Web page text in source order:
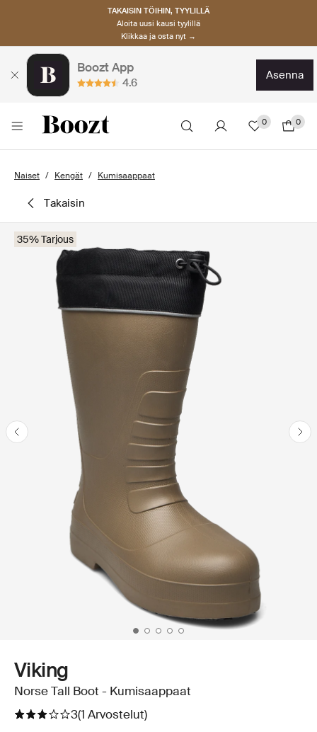
TAKAISIN TÖIHIN, TYYLILLÄ
Aloita uusi kausi tyylillä
Klikkaa ja osta nyt →
Boozt App
4.6
asenna
0 0
Naiset Kengät Kumisaappaat
takaisin
35% Tarjous
Viking
Norse Tall Boot - Kumisaappaat
3(1 Arvostelut)